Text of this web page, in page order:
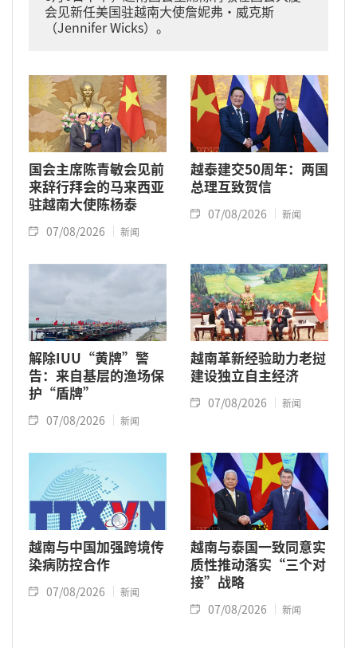
会见新任美国驻越南大使詹妮弗·威克斯
（Jennifer Wicks）。
国会主席陈青敏会见前
来辞行拜会的马来西亚
驻越南大使陈杨泰
07/08/2026 新闻
越泰建交50周年：两国
总理互致贺信
07/08/2026 新闻
解除IUU“黄牌”警
告：来自基层的渔场保
护“盾牌”
07/08/2026 新闻
越南革新经验助力老挝
建设独立自主经济
07/08/2026 新闻
越南与中国加强跨境传
染病防控合作
07/08/2026 新闻
越南与泰国一致同意实
质性推动落实“三个对
接”战略
07/08/2026 新闻